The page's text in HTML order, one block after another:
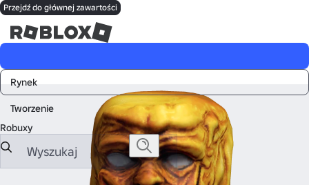
Przejdź do głównej zawartości
Rynek
Tworzenie
Robuxy